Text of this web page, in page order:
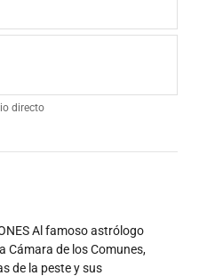
directo
Cámara de los Comunes,
de la peste y sus